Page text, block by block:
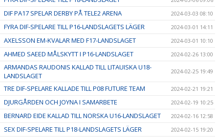
DIF PA17 SPELAR DERBY PÅ TELE2 ARENA 2024-03-03 08:10
FYRA DIF-SPELARE TILL P16-LANDSLAGETS LÄGER 2024-03-01 14:11
AXELSSON EM-KVALAR MED F17-LANDSLAGET 2024-03-01 10:10
AHMED SAEED MÅLSKYTT I P16-LANDSLAGET 2024-02-26 13:00
ARMANDAS RAUDONIS KALLAD TILL LITAUISKA U18-
LANDSLAGET
2024-02-25 19:49
TRE DIF-SPELARE KALLADE TILL P08 FUTURE TEAM 2024-02-21 19:21
DJURGÅRDEN OCH JOYNA I SAMARBETE 2024-02-19 10:25
BERNARD EIDE KALLAD TILL NORSKA U16-LANDSLAGET 2024-02-16 12:58
SEX DIF-SPELARE TILL P18-LANDSLAGETS LÄGER 2024-02-15 19:20